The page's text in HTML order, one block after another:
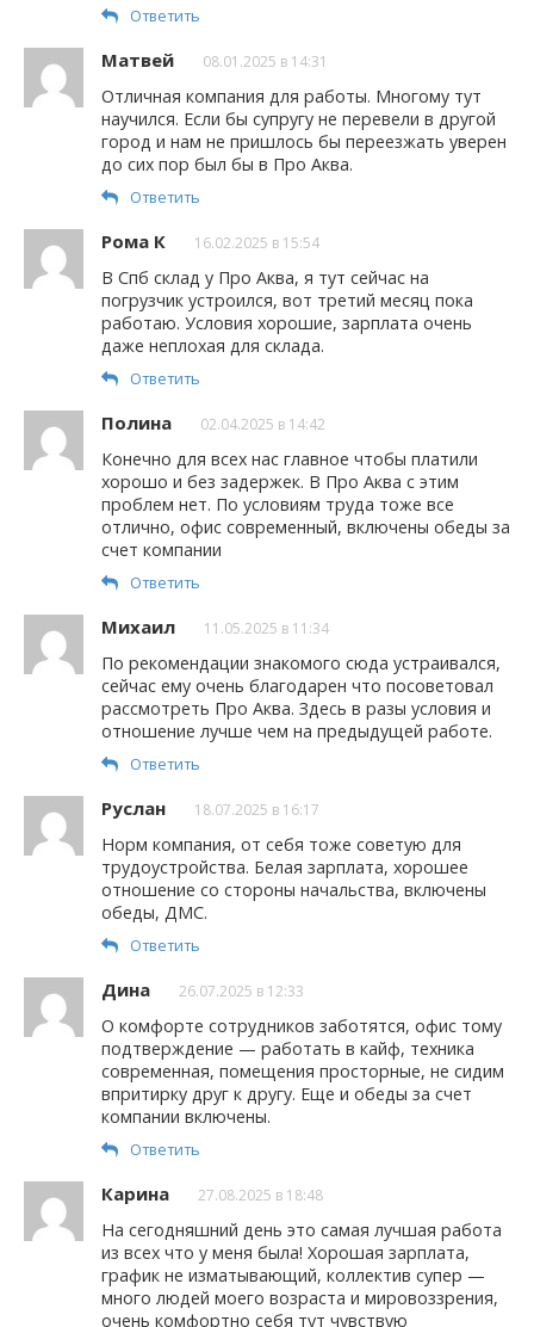
Ответить
Матвей 08.01.2025 в 14:31
Отличная компания для работы. Многому тут
научился. Если бы супругу не перевели в другой
город и нам не пришлось бы переезжать уверен
до сих пор был бы в Про Аква.
Ответить
Рома К 16.02.2025 в 15:54
В Спб склад у Про Аква, я тут сейчас на
погрузчик устроился, вот третий месяц пока
работаю. Условия хорошие, зарплата очень
даже неплохая для склада.
Ответить
Полина 02.04.2025 в 14:42
Конечно для всех нас главное чтобы платили
хорошо и без задержек. В Про Аква с этим
проблем нет. По условиям труда тоже все
отлично, офис современный, включены обеды за
счет компании
Ответить
Михаил 11.05.2025 в 11:34
По рекомендации знакомого сюда устраивался,
сейчас ему очень благодарен что посоветовал
рассмотреть Про Аква. Здесь в разы условия и
отношение лучше чем на предыдущей работе.
Ответить
Руслан 18.07.2025 в 16:17
Норм компания, от себя тоже советую для
трудоустройства. Белая зарплата, хорошее
отношение со стороны начальства, включены
обеды, ДМС.
Ответить
Дина 26.07.2025 в 12:33
О комфорте сотрудников заботятся, офис тому
подтверждение — работать в кайф, техника
современная, помещения просторные, не сидим
впритирку друг к другу. Еще и обеды за счет
компании включены.
Ответить
Карина 27.08.2025 в 18:48
На сегодняшний день это самая лучшая работа
из всех что у меня была! Хорошая зарплата,
график не изматывающий, коллектив супер —
много людей моего возраста и мировоззрения,
очень комфортно себя тут чувствую